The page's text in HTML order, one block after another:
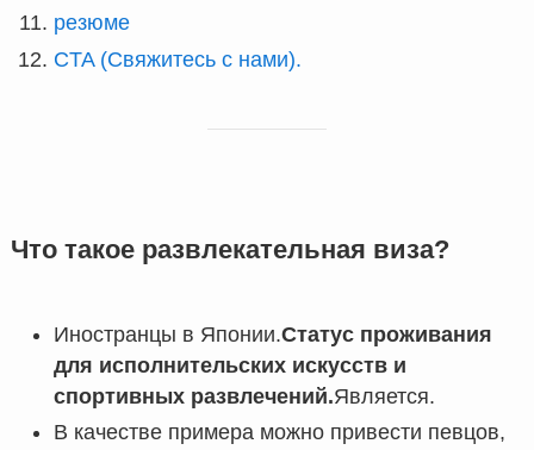
резюме
CTA (Свяжитесь с нами).
Что такое развлекательная виза?
Иностранцы в Японии.Статус проживания
для исполнительских искусств и
спортивных развлечений.Является.
В качестве примера можно привести певцов,